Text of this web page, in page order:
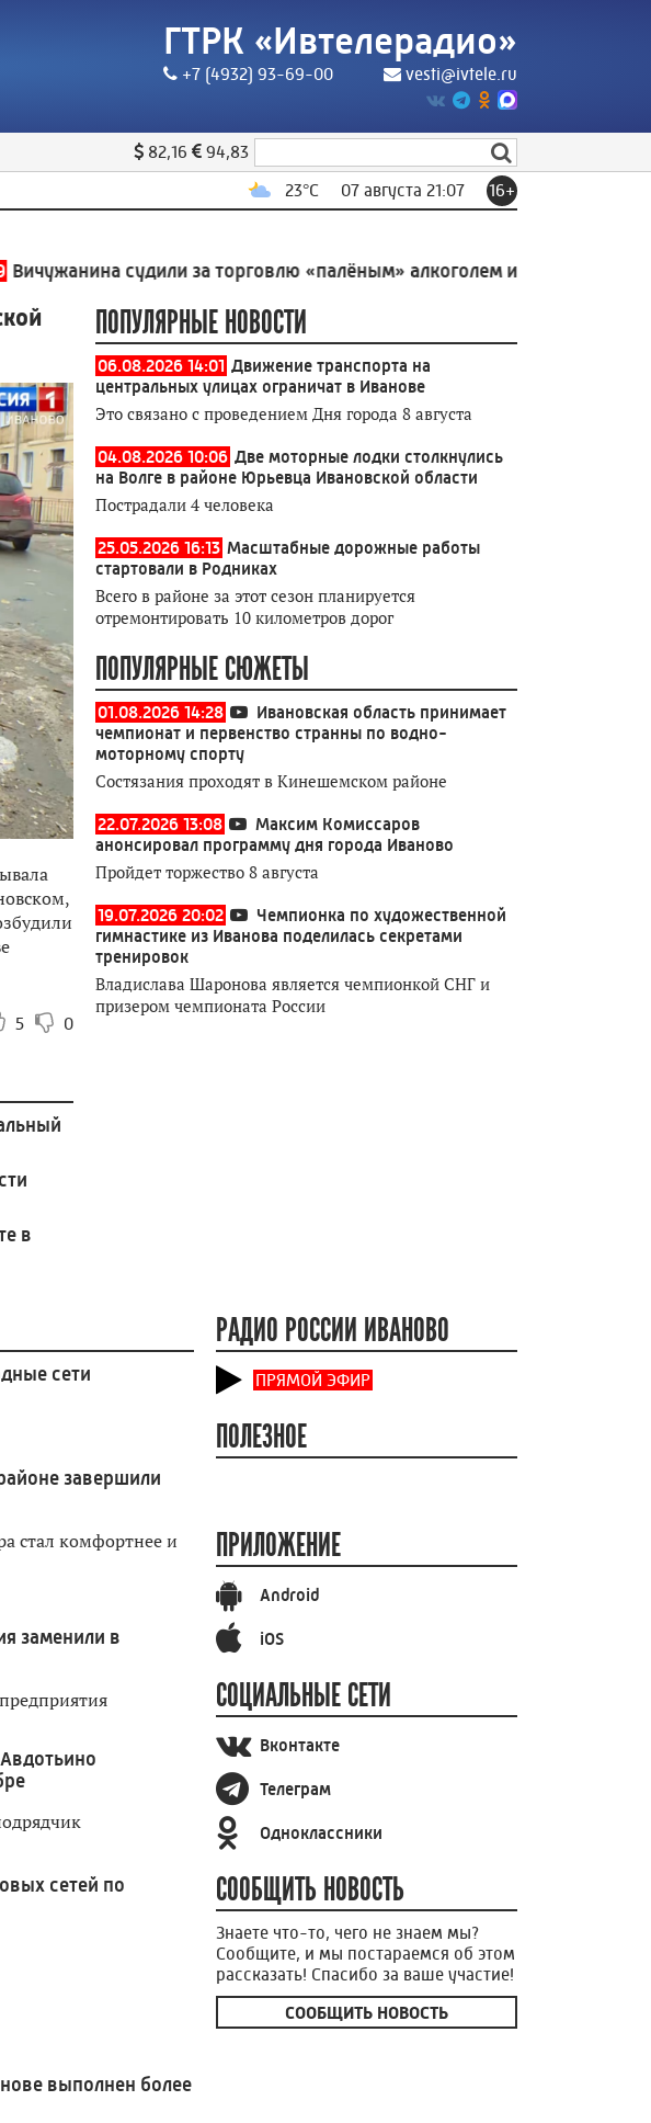
ГТРК «Ивтелерадио»
+7 (4932) 93-69-00 vesti@ivtele.ru
82,16
94,83
23°C 07 августа 21:07 16+
судили за торговлю «палёным» алкоголем и сигаретами
5 0
в
ПОПУЛЯРНЫЕ НОВОСТИ
06.08.2026 14:01 Движение транспорта на
центральных улицах ограничат в Иванове
Это связано с проведением Дня города 8 августа
04.08.2026 10:06 Две моторные лодки столкнулись
на Волге в районе Юрьевца Ивановской области
Пострадали 4 человека
25.05.2026 16:13 Масштабные дорожные работы
стартовали в Родниках
Всего в районе за этот сезон планируется
отремонтировать 10 километров дорог
ПОПУЛЯРНЫЕ СЮЖЕТЫ
01.08.2026 14:28
Ивановская область принимает
чемпионат и первенство странны по водно-
моторному спорту
Состязания проходят в Кинешемском районе
22.07.2026 13:08
Максим Комиссаров
анонсировал программу дня города Иваново
Пройдет торжество 8 августа
19.07.2026 20:02
Чемпионка по художественной
гимнастике из Иванова поделилась секретами
тренировок
Владислава Шаронова является чемпионкой СНГ и
призером чемпионата России
сети
завершили
стал комфортнее и
заменили в
сетей по
выполнен более
РАДИО РОССИИ ИВАНОВО
ПРЯМОЙ ЭФИР
ПОЛЕЗНОЕ
ПРИЛОЖЕНИЕ
Android
iOS
СОЦИАЛЬНЫЕ СЕТИ
Вконтакте
Телеграм
Одноклассники
СООБЩИТЬ НОВОСТЬ
Знаете что-то, чего не знаем мы?
Сообщите, и мы постараемся об этом
рассказать! Спасибо за ваше участие!
СООБЩИТЬ НОВОСТЬ